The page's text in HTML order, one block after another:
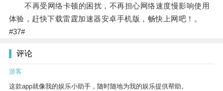
不再受网络卡顿的困扰，不再担心网络速度慢影响使用
体验，赶快下载雷霆加速器安卓手机版，畅快上网吧！。
#37#
评论
游客
这款app就像我的娱乐小助手，随时随地为我的娱乐提供帮助。